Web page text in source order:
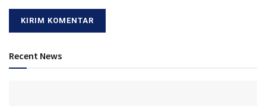
Recent News